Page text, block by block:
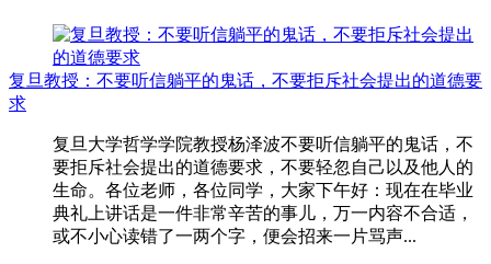
复旦教授：不要听信躺平的鬼话，不要拒斥社会提出的道德要
求
复旦大学哲学学院教授杨泽波不要听信躺平的鬼话，不
要拒斥社会提出的道德要求，不要轻忽自己以及他人的
生命。各位老师，各位同学，大家下午好：现在在毕业
典礼上讲话是一件非常辛苦的事儿，万一内容不合适，
或不小心读错了一两个字，便会招来一片骂声...